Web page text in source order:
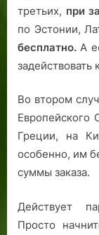
третьих, при
по Эстонии,
бесплатно. А
задействовать
Во втором
Греции, на
особенно, им
суммы заказа.
Действует
Просто